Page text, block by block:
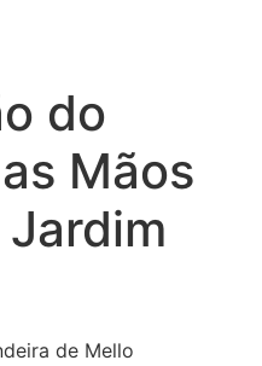
do
Mãos
de Mello